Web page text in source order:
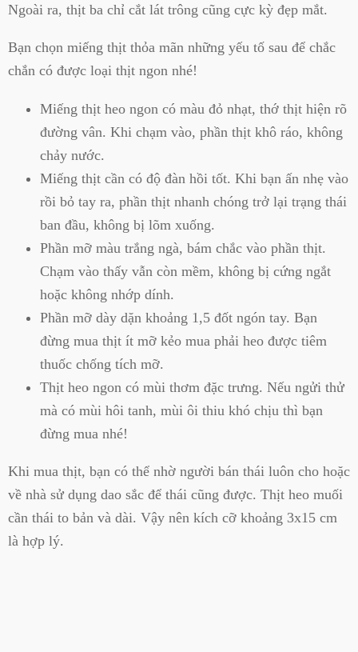
Ngoài ra, thịt ba chỉ cắt lát trông cũng cực kỳ đẹp mắt.
Bạn chọn miếng thịt thỏa mãn những yếu tố sau để chắc
chắn có được loại thịt ngon nhé!
Miếng thịt heo ngon có màu đỏ nhạt, thớ thịt hiện rõ
đường vân. Khi chạm vào, phần thịt khô ráo, không
chảy nước.
Miếng thịt cần có độ đàn hồi tốt. Khi bạn ấn nhẹ vào
rồi bỏ tay ra, phần thịt nhanh chóng trở lại trạng thái
ban đầu, không bị lõm xuống.
Phần mỡ màu trắng ngà, bám chắc vào phần thịt.
Chạm vào thấy vẫn còn mềm, không bị cứng ngắt
hoặc không nhớp dính.
Phần mỡ dày dặn khoảng 1,5 đốt ngón tay. Bạn
đừng mua thịt ít mỡ kẻo mua phải heo được tiêm
thuốc chống tích mỡ.
Thịt heo ngon có mùi thơm đặc trưng. Nếu ngửi thử
mà có mùi hôi tanh, mùi ôi thiu khó chịu thì bạn
đừng mua nhé!
Khi mua thịt, bạn có thể nhờ người bán thái luôn cho hoặc
về nhà sử dụng dao sắc để thái cũng được. Thịt heo muối
cần thái to bản và dài. Vậy nên kích cỡ khoảng 3x15 cm
là hợp lý.